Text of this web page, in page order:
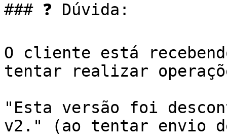
### ❓ Dúvida:
O cliente está
tentar realizar
"Esta versão foi
v2." (ao tentar envio